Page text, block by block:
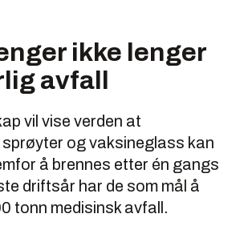
ikke lenger
avfall
vil vise verden at
sprøyter og vaksineglass kan
å brennes etter én gangs
driftsår har de som mål å
tonn medisinsk avfall.